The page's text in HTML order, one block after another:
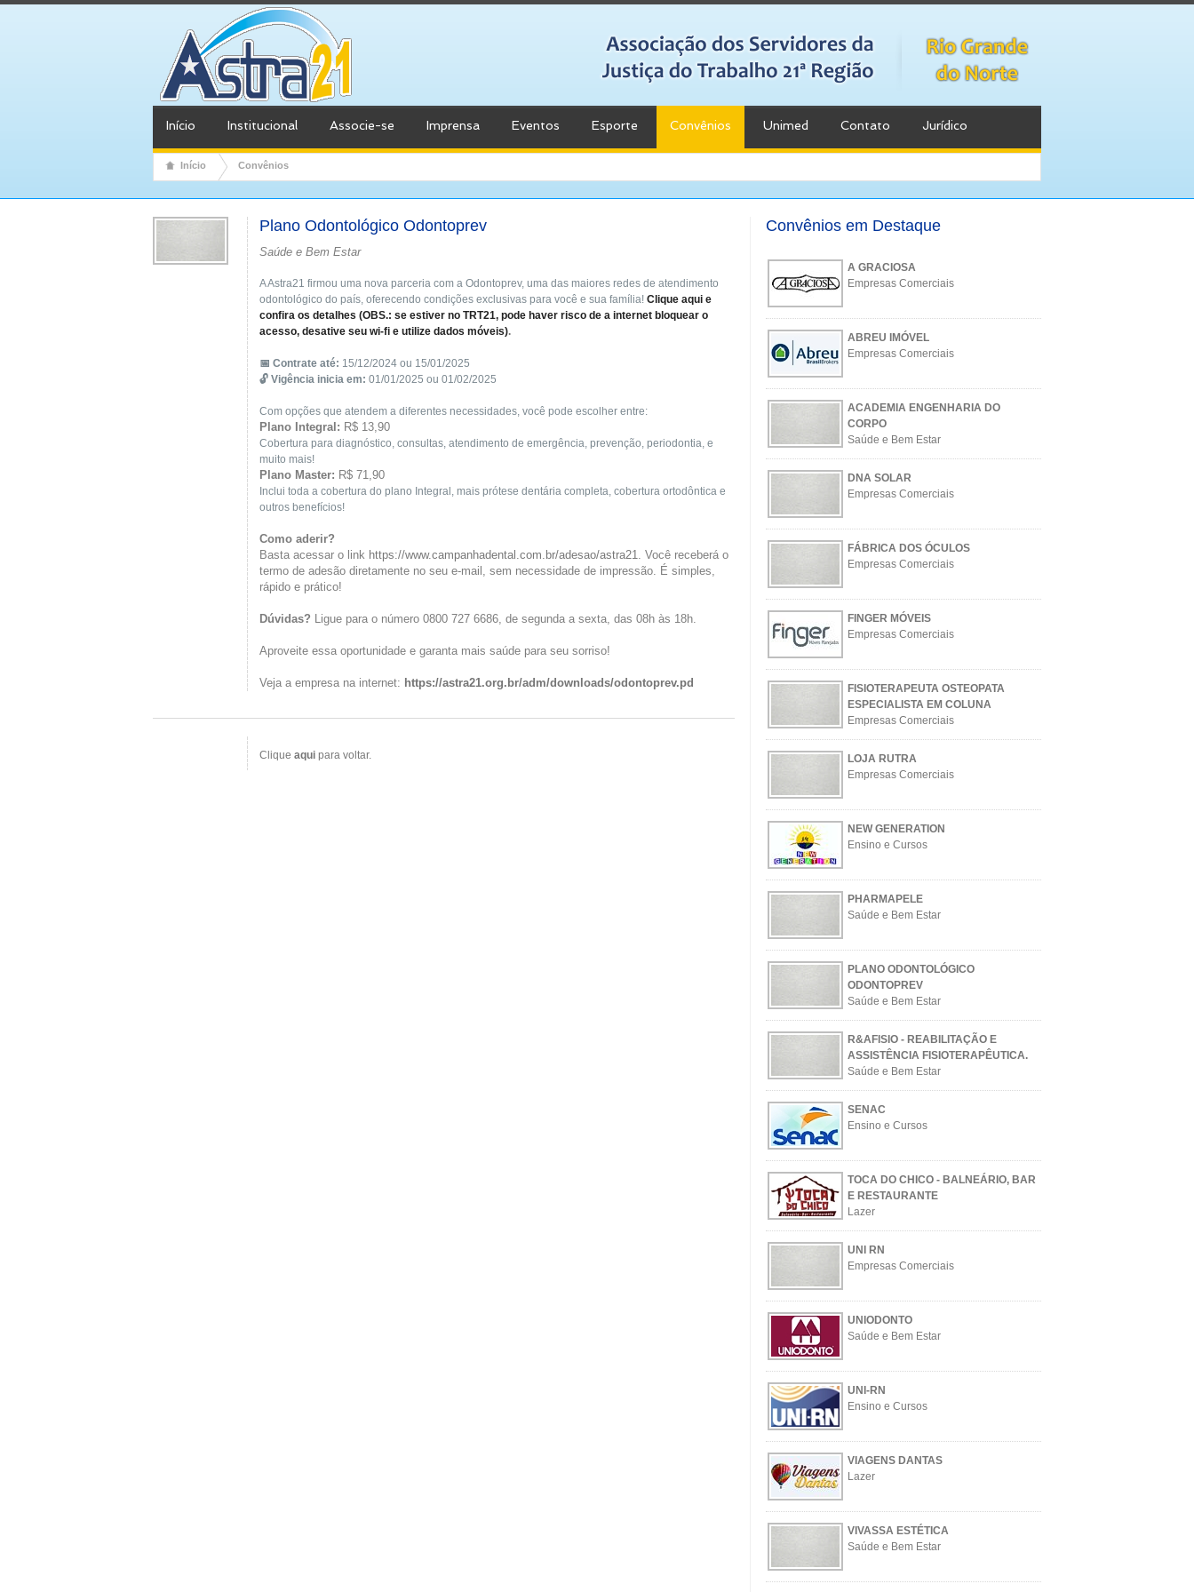
Início Institucional Associe-se Imprensa Eventos Esporte Convênios Unimed Contato Jurídico
Início Convênios
Plano Odontológico Odontoprev
Saúde e Bem Estar
A Astra21 firmou uma nova parceria com a Odontoprev, uma das maiores redes de atendimento
odontológico do país, oferecendo condições exclusivas para você e sua família! Clique aqui e
confira os detalhes (OBS.: se estiver no TRT21, pode haver risco de a internet bloquear o
acesso, desative seu wi-fi e utilize dados móveis).
📅 Contrate até: 15/12/2024 ou 15/01/2025
🔓 Vigência inicia em: 01/01/2025 ou 01/02/2025
Com opções que atendem a diferentes necessidades, você pode escolher entre:
Plano Integral: R$ 13,90
Cobertura para diagnóstico, consultas, atendimento de emergência, prevenção, periodontia, e
muito mais!
Plano Master: R$ 71,90
Inclui toda a cobertura do plano Integral, mais prótese dentária completa, cobertura ortodôntica e
outros benefícios!
Como aderir?
Basta acessar o link https://www.campanhadental.com.br/adesao/astra21. Você receberá o
termo de adesão diretamente no seu e-mail, sem necessidade de impressão. É simples,
rápido e prático!
Dúvidas? Ligue para o número 0800 727 6686, de segunda a sexta, das 08h às 18h.
Aproveite essa oportunidade e garanta mais saúde para seu sorriso!
Veja a empresa na internet: https://astra21.org.br/adm/downloads/odontoprev.pd
Clique aqui para voltar.
Convênios em Destaque
A GRACIOSA
Empresas Comerciais
ABREU IMÓVEL
Empresas Comerciais
ACADEMIA ENGENHARIA DO
CORPO
Saúde e Bem Estar
DNA SOLAR
Empresas Comerciais
FÁBRICA DOS ÓCULOS
Empresas Comerciais
FINGER MÓVEIS
Empresas Comerciais
FISIOTERAPEUTA OSTEOPATA
ESPECIALISTA EM COLUNA
Empresas Comerciais
LOJA RUTRA
Empresas Comerciais
NEW GENERATION
Ensino e Cursos
PHARMAPELE
Saúde e Bem Estar
PLANO ODONTOLÓGICO
ODONTOPREV
Saúde e Bem Estar
R&AFISIO - REABILITAÇÃO E
ASSISTÊNCIA FISIOTERAPÊUTICA.
Saúde e Bem Estar
SENAC
Ensino e Cursos
TOCA DO CHICO - BALNEÁRIO, BAR
E RESTAURANTE
Lazer
UNI RN
Empresas Comerciais
UNIODONTO
Saúde e Bem Estar
UNI-RN
Ensino e Cursos
VIAGENS DANTAS
Lazer
VIVASSA ESTÉTICA
Saúde e Bem Estar